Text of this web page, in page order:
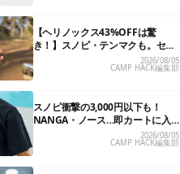
【ヘリノックス43%OFFは驚
き！】スノピ・テンマクも。セー
ル中の「見逃せないキャンプ道
具」12選
2026/08/05
CAMP HACK編集部
スノピ衝撃の3,000円以下も！
NANGA・ノース…即カートに入
れたいアウトドアな「値下げ夏
2026/08/05
CAMP HACK編集部